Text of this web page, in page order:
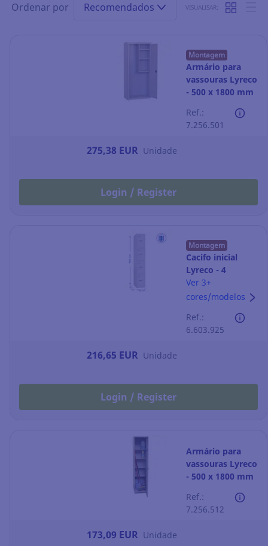
Ordenar por Recomendados VISUALISAR:
Montagem
Armário para
vassouras Lyreco
- 500 x 1800 mm
Ref.:
7.256.501
275,38 EUR Unidade
Login / Register
Montagem
Cacifo inicial
Lyreco - 4
compartimentos
- 400 x 1800 mm
Ver 3+
cores/modelos
Ref.:
6.603.925
216,65 EUR Unidade
Login / Register
Armário para
vassouras Lyreco
- 500 x 1800 mm
Ref.:
7.256.512
173,09 EUR Unidade